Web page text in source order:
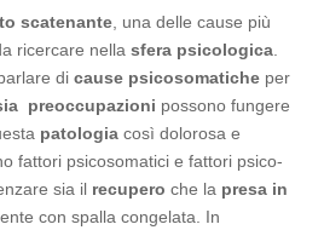
scatenante , una delle cause più
ricercare nellasfera psicologica
dicause psicosomatiche per
preoccupazioni possono fungere
patologia così dolorosa e
fattori psicosomatici e fattori psico-
sia il recupero che la presa in
con spalla congelata. In